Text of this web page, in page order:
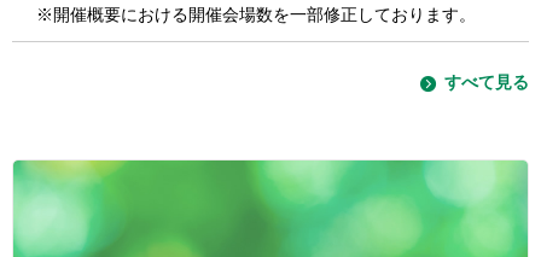
※開催概要における開催会場数を一部修正しております。
すべて見る